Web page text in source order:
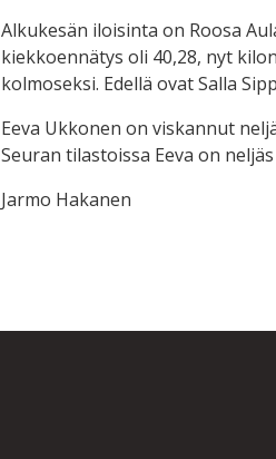
Alkukesän iloisinta on Roosa
kiekkoennätys oli 40,28, nyt
kolmoseksi. Edellä ovat Salla
Eeva Ukkonen on viskannut
Seuran tilastoissa Eeva on
Jarmo Hakanen